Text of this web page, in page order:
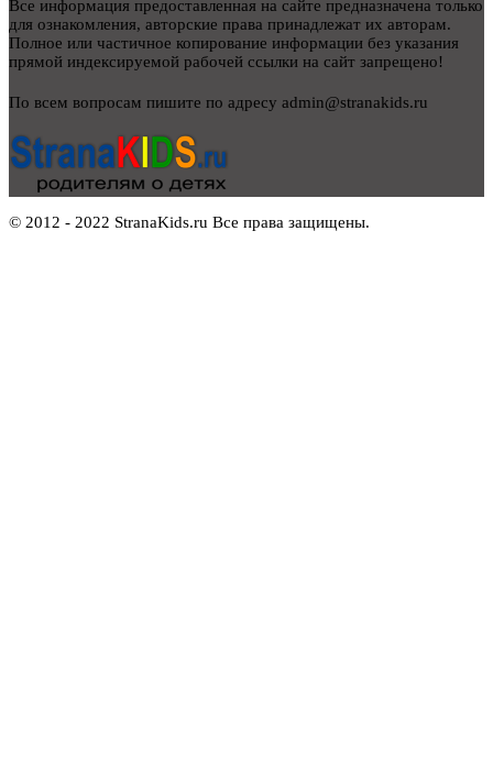
Все информация предоставленная на сайте предназначена только
для ознакомления, авторские права принадлежат их авторам.
Полное или частичное копирование информации без указания
прямой индексируемой рабочей ссылки на сайт запрещено!
По всем вопросам пишите по адресу admin@stranakids.ru
© 2012 - 2022 StranaKids.ru Все права защищены.